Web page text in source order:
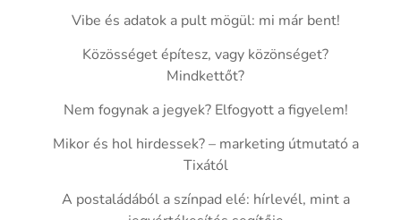
Vibe és adatok a pult mögül: mi már bent!
Közösséget építesz, vagy közönséget?
Mindkettőt?
Nem fogynak a jegyek? Elfogyott a figyelem!
Mikor és hol hirdessek? – marketing útmutató a
Tixától
A postaládából a színpad elé: hírlevél, mint a